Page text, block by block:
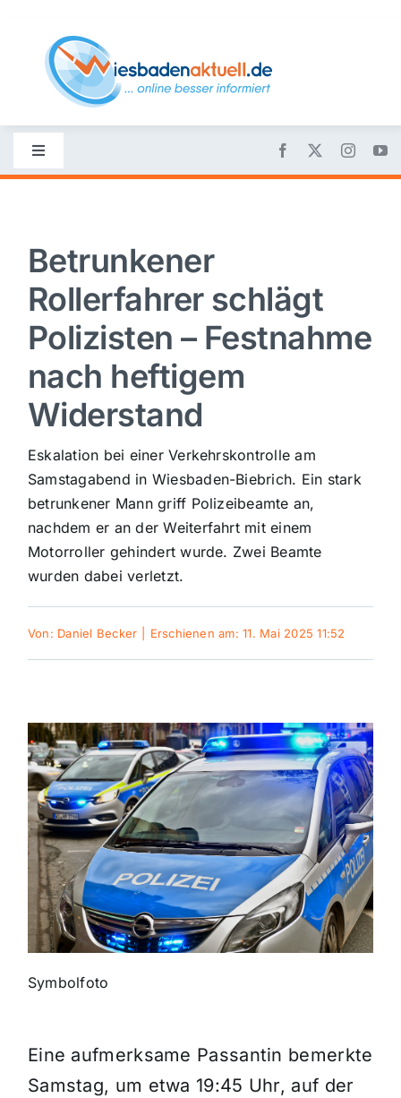
content
Toggle
Navigation
Nachrichten
Politik
Wirtschaft
Panorama
Mein Stadtteil
Verkehrsmeldungen
Polizeimeldungen
Themen und Termine
Gewinnspiele
Betrunkener
Rollerfahrer schlägt
Polizisten – Festnahme
nach heftigem
Widerstand
Eskalation bei einer Verkehrskontrolle am
Samstagabend in Wiesbaden-Biebrich. Ein stark
betrunkener Mann griff Polizeibeamte an,
nachdem er an der Weiterfahrt mit einem
Motorroller gehindert wurde. Zwei Beamte
wurden dabei verletzt.
Von: Daniel Becker Erschienen am: 11. Mai 2025 11:52
Symbolfoto
Eine aufmerksame Passantin bemerkte
Samstag, um etwa 19:45 Uhr, auf der